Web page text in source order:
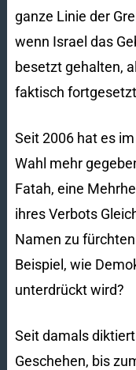
ganze Linie der
wenn Israel das
besetzt gehalten,
faktisch
Seit 2006 hat es
Wahl mehr
Fatah, eine
ihres Verbots
Namen zu
Beispiel, wie
unterdrückt wird?
Seit damals
Geschehen, bis